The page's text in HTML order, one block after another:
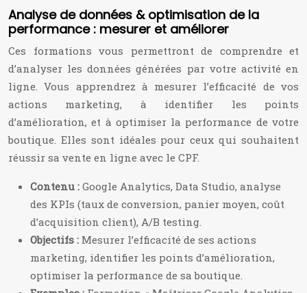
Analyse de données & optimisation de la
performance : mesurer et améliorer
Ces formations vous permettront de comprendre et
d’analyser les données générées par votre activité en
ligne. Vous apprendrez à mesurer l’efficacité de vos
actions marketing, à identifier les points
d’amélioration, et à optimiser la performance de votre
boutique. Elles sont idéales pour ceux qui souhaitent
réussir sa vente en ligne avec le CPF.
Contenu : Google Analytics, Data Studio, analyse
des KPIs (taux de conversion, panier moyen, coût
d’acquisition client), A/B testing.
Objectifs : Mesurer l’efficacité de ses actions
marketing, identifier les points d’amélioration,
optimiser la performance de sa boutique.